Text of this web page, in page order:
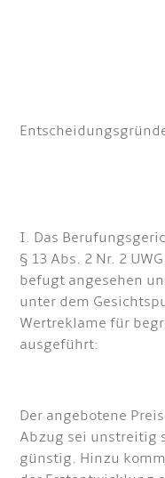
I. Das
§ 13 Abs. 2 Nr. 2
befugt angesehen
unter dem
Wertreklame für
ausgeführt:
Der angebotene
Abzug sei unstreitig
günstig. Hinzu